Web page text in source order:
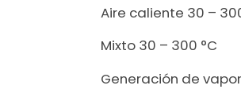
Aire caliente 30 –
Mixto 30 – 300 °C
Generación de vapor